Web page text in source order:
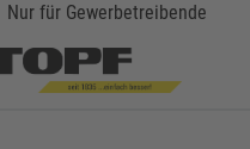
Nur für Gewerbetreibende